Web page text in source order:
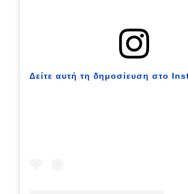
Δείτε αυτή τη δημοσίευση στο